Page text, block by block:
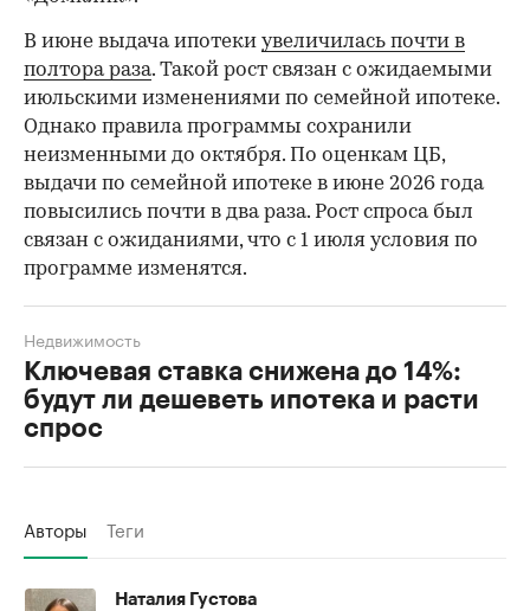
В июне выдача ипотеки увеличилась почти в
полтора раза. Такой рост связан с ожидаемыми
июльскими изменениями по семейной ипотеке.
Однако правила программы сохранили
неизменными до октября. По оценкам ЦБ,
выдачи по семейной ипотеке в июне 2026 года
повысились почти в два раза. Рост спроса был
связан с ожиданиями, что с 1 июля условия по
программе изменятся.
Ключевая ставка снижена до 14%:
будут ли дешеветь ипотека и расти
спрос
Недвижимость
Авторы Теги
Наталия Густова